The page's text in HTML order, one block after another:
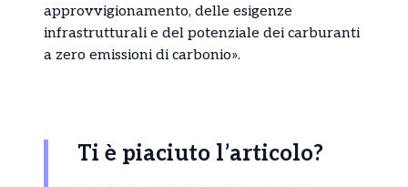
approvvigionamento, delle esigenze
infrastrutturali e del potenziale dei carburanti
a zero emissioni di carbonio».
Ti è piaciuto l’articolo?